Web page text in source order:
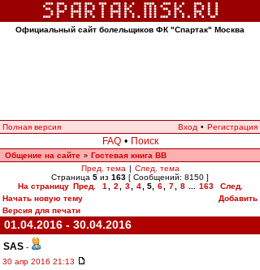
Официальный сайт болельщиков ФК "Спартак" Москва
Полная версия Вход • Регистрация
FAQ • Поиск
Общение на сайте » Гостевая книга ВВ
Пред. тема | След. тема
Страница 5 из 163 [ Сообщений: 8150 ]
На страницу Пред. 1 2 3 4 5, 6 7 8 163
След.
Начать новую тему
Добавить
Версия для печати
01.04.2016 - 30.04.2016
SAS -
30 апр 2016 21:13